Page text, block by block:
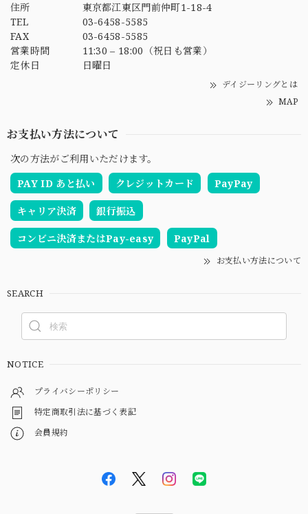
住所
東京都江東区門前仲町1-18-4
TEL
03-6458-5585
FAX
03-6458-5585
営業時間
11:30 – 18:00（祝日も営業）
定休日
日曜日
デイジーリングとは
MAP
お支払い方法について
次の方法がご利用いただけます。
PAY ID あと払い
クレジットカード PayPay
キャリア決済 銀行振込
コンビニ決済またはPay-easy PayPal
お支払い方法について
SEARCH
NOTICE
プライバシーポリシー
特定商取引法に基づく表記
会員規約